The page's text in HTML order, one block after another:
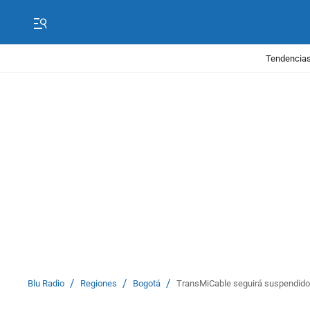
Blu Radio / Regiones / Bogotá / TransMiCable seguirá